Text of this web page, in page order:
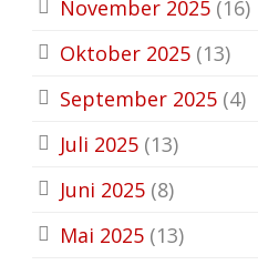
November 2025 (16)
Oktober 2025 (13)
September 2025 (4)
Juli 2025 (13)
Juni 2025 (8)
Mai 2025 (13)